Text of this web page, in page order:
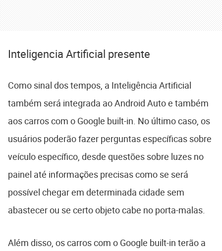
Inteligencia Artificial presente
Como sinal dos tempos, a Inteligência Artificial
também será integrada ao Android Auto e também
aos carros com o Google built-in. No último caso, os
usuários poderão fazer perguntas específicas sobre
veículo específico, desde questões sobre luzes no
painel até informações precisas como se será
possível chegar em determinada cidade sem
abastecer ou se certo objeto cabe no porta-malas.
Além disso, os carros com o Google built-in terão a